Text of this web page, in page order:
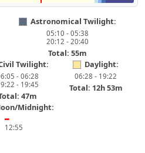
Astronomical Twilight:
05:10 - 05:38
20:12 - 20:40
Total: 55m
Twilight:
- 06:28
- 19:45
47m
Daylight:
06:28 - 19:22
Total: 12h 53m
Midnight:
━
12:55